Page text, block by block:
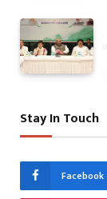
Stay In Touch
Facebook